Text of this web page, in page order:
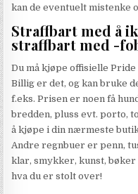
kan de eventuelt mistenke
Straffbart med å
straffbart med -
Du må kjøpe offisielle
Billig er det, og kan bruke
f.eks. Prisen er noen få
bredden, pluss evt. porto,
å kjøpe i din nærmeste
Andre regnbuer er penn,
klar, smykker, kunst, bøker
hva du er stolt over!